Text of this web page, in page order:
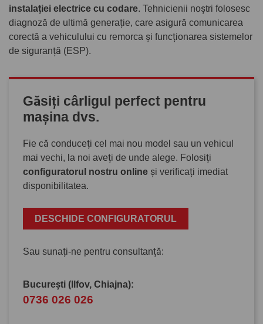
instalației electrice cu codare. Tehnicienii noștri folosesc
diagnoză de ultimă generație, care asigură comunicarea
corectă a vehiculului cu remorca și funcționarea sistemelor
de siguranță (ESP).
Găsiți cârligul perfect pentru
mașina dvs.
Fie că conduceți cel mai nou model sau un vehicul
mai vechi, la noi aveți de unde alege. Folosiți
configuratorul nostru online și verificați imediat
disponibilitatea.
DESCHIDE CONFIGURATORUL
Sau sunați-ne pentru consultanță:
București (Ilfov, Chiajna):
0736 026 026